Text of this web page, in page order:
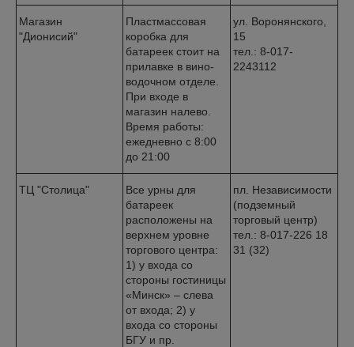
Магазин
"Дионисий"
Пластмассовая
коробка для
батареек стоит на
прилавке в вино-
водочном отделе.
При входе в
магазин налево.
Время работы:
ежедневно с 8:00
до 21:00
ул. Воронянского,
15
тел.: 8-017-
2243112
ТЦ "Столица"
Все урны для
батареек
расположены на
верхнем уровне
торгового центра:
1) у входа со
стороны гостиницы
«Минск» – слева
от входа; 2) у
входа со стороны
БГУ и пр.
пл. Независимости
(подземный
торговый центр)
тел.: 8-017-226 18
31 (32)